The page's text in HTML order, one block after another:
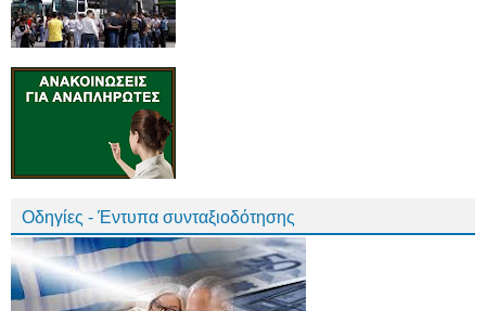
Οδηγίες - Έντυπα συνταξιοδότησης